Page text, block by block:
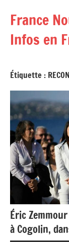
contenu
France
Infos en
Étiquette :
Éric
à Cogolin,